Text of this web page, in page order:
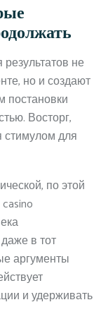
не
но и создают
постановки
Восторг,
стимулом для
по этой
в тот
аргументы
и удерживать